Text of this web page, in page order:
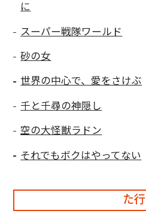
に
スーパー戦隊ワールド
砂の女
世界の中心で、愛をさけぶ
千と千尋の神隠し
空の大怪獣ラドン
それでもボクはやってない
た行